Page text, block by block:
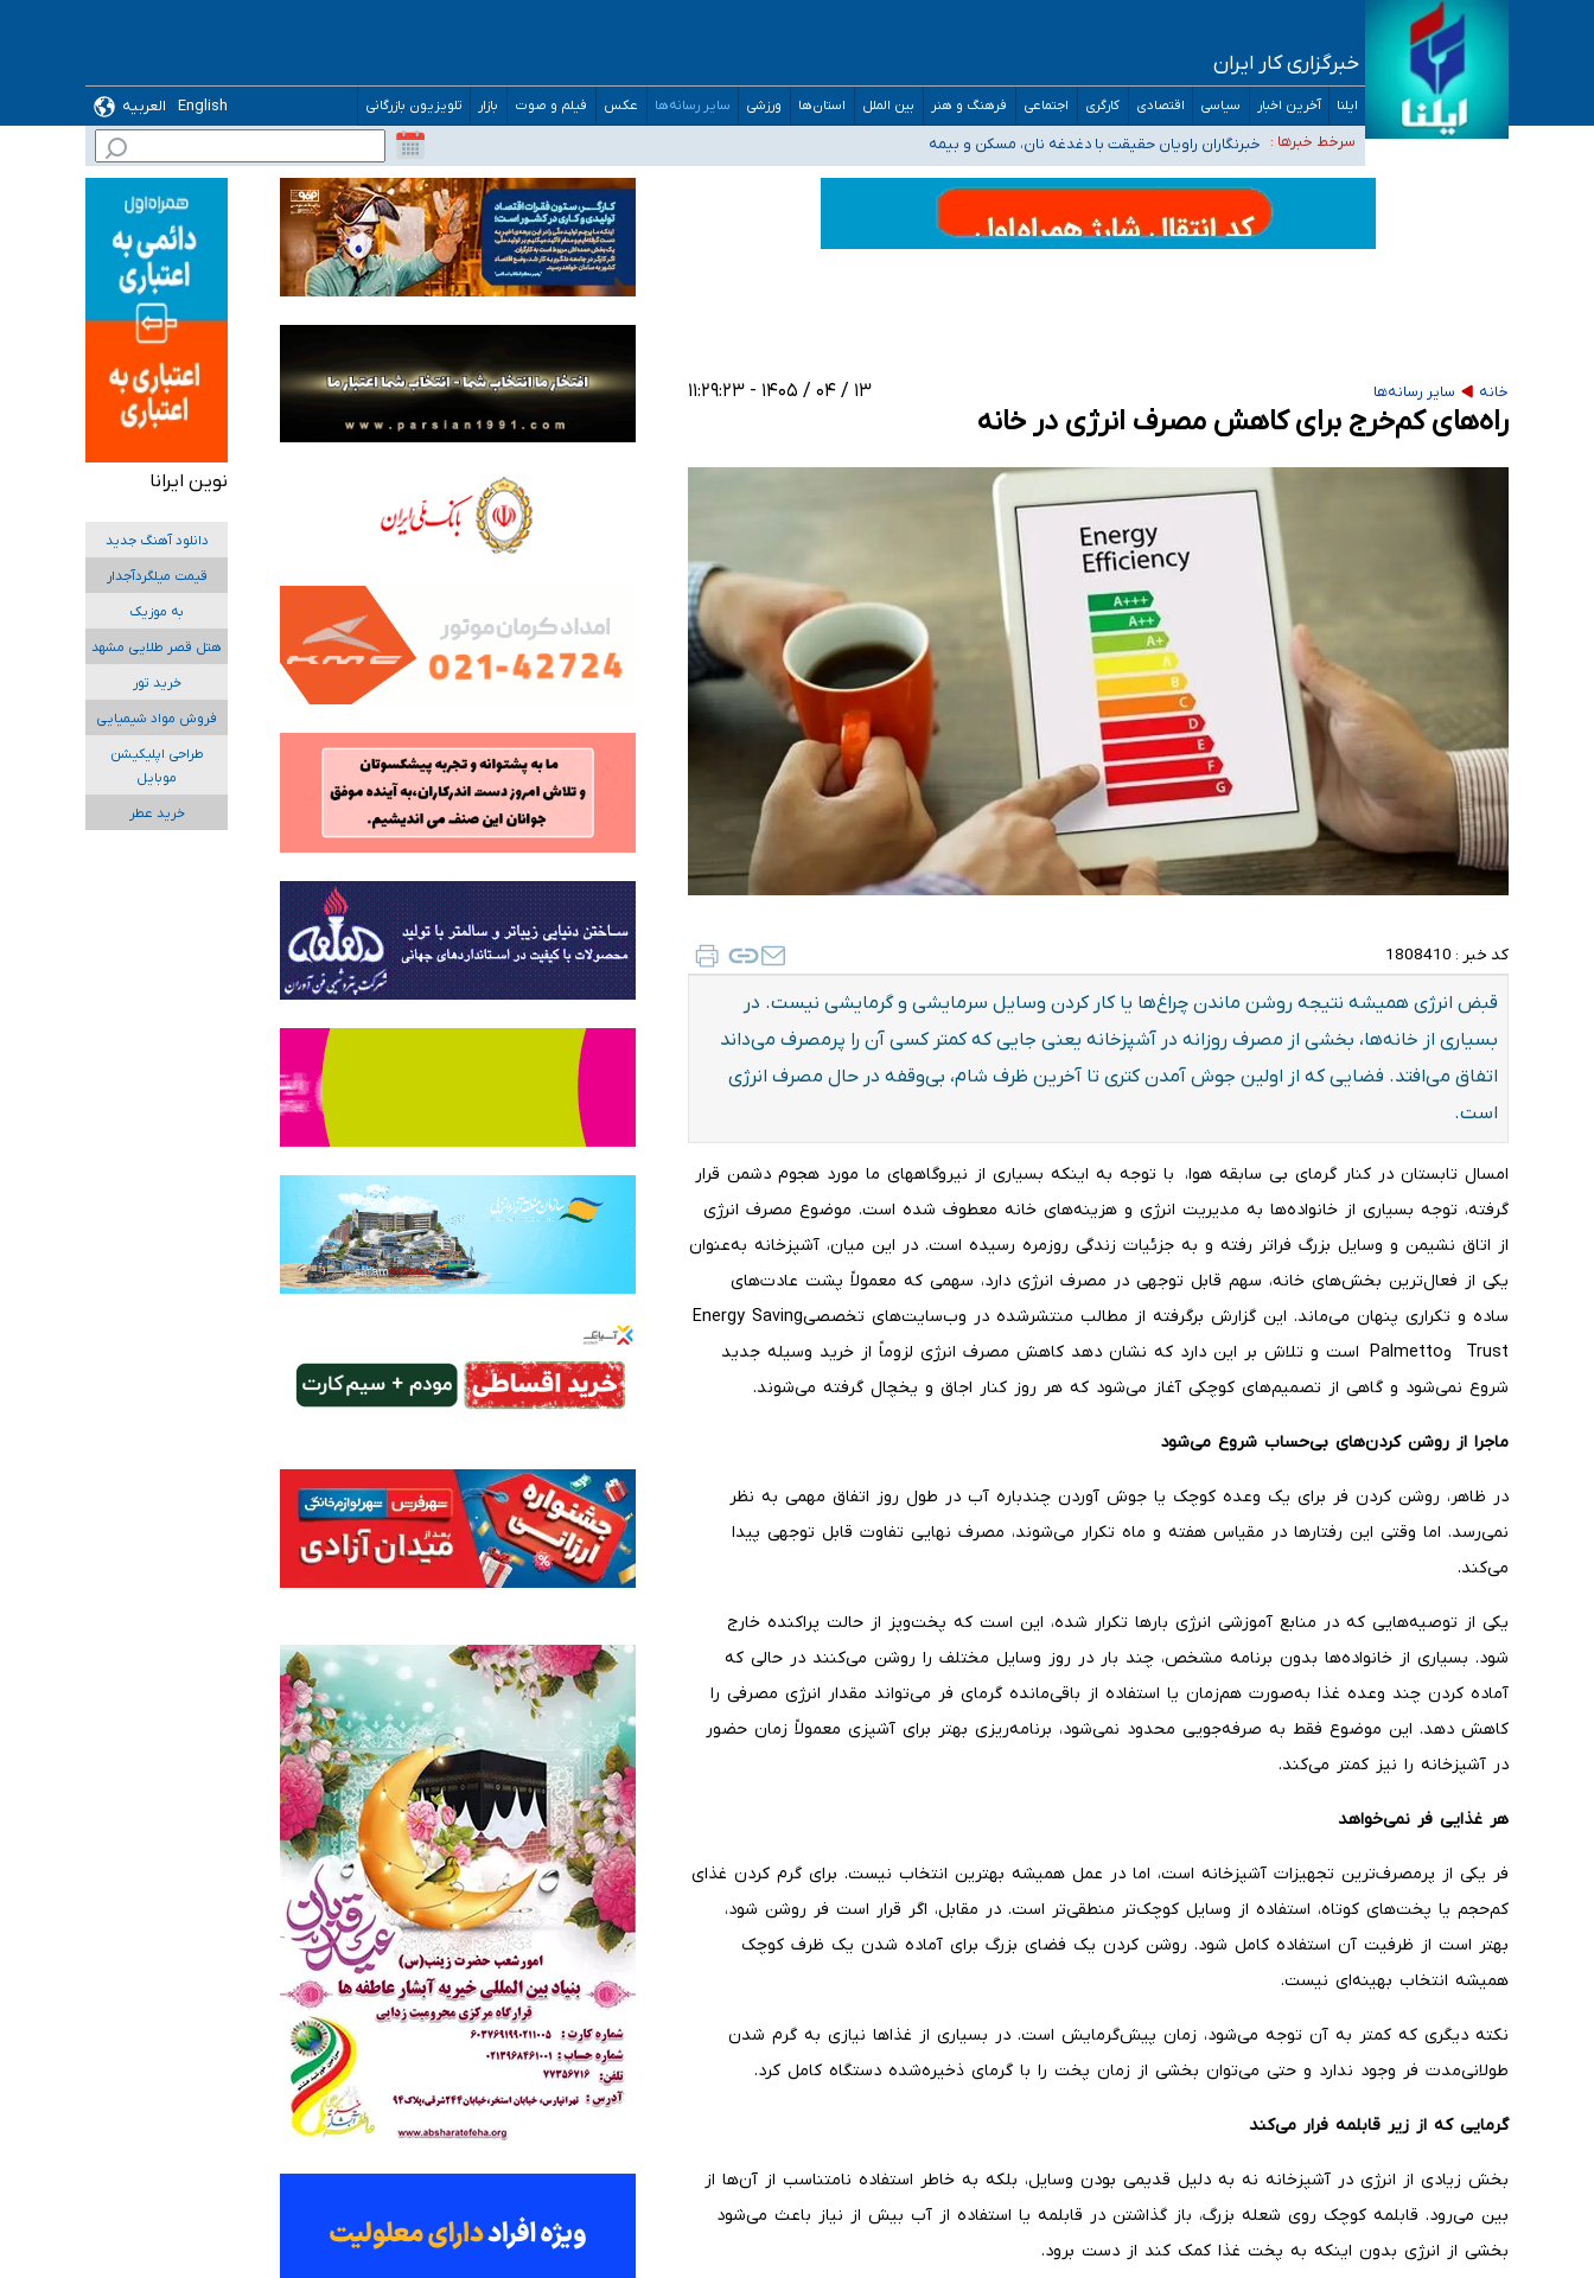
خبرگزاری کار ایران
ایلنا آخرین اخبار سیاسی اقتصادی کارگری اجتماعی فرهنگ و هنر بین الملل استان‌ها ورزشی سایر رسانه‌ها عکس فیلم و صوت بازار تلویزیون بازرگانی English
العربیه
سرخط خبرها :
تعویق آزمون ورودی دکترای تخصصی فرماندهی صحنه عملیات و دکترای تخصصی جغرافیای نظامی دافوس آجا
خبرنگاران راویان حقیقت با دغدغه نان، مسکن و بیمه
آخرین وضعیت شیوع عفونت‌های تنفسی در کشور/ خوزستان و کرمان بالاتر از آستانه هشدار
هیچ پرستاری بازداشت یا اخراج نشده است/ از رئیس جمهور خواستیم ورود کند
ثبت‌نام بخش عمده دانش‌آموزان مدارس ایرانی امارات در کشور/ درباره محصلان باقی‌مانده در دبی متناسب با شرایط جدید تصمیم‌گیری می‌شود
خانه سایر رسانه‌ها ۱۳ / ۰۴ / ۱۴۰۵ - ۱۱:۲۹:۲۳
راه‌های کم‌خرج برای کاهش مصرف انرژی در خانه
کد خبر : 1808410
قبض انرژی همیشه نتیجه روشن ماندن چراغ‌ها یا کار کردن وسایل سرمایشی و گرمایشی نیست. در
بسیاری از خانه‌ها، بخشی از مصرف روزانه در آشپزخانه یعنی جایی که کمتر کسی آن را پرمصرف می‌داند
اتفاق می‌افتد. فضایی که از اولین جوش آمدن کتری تا آخرین ظرف شام، بی‌وقفه در حال مصرف انرژی
است.
امسال تابستان در کنار گرمای بی سابقه هوا، با توجه به اینکه بسیاری از نیروگاههای ما مورد هجوم دشمن قرار
گرفته، توجه بسیاری از خانواده‌ها به مدیریت انرژی و هزینه‌های خانه معطوف شده است. موضوع مصرف انرژی
از اتاق نشیمن و وسایل بزرگ فراتر رفته و به جزئیات زندگی روزمره رسیده است. در این میان، آشپزخانه به‌عنوان
یکی از فعال‌ترین بخش‌های خانه، سهم قابل توجهی در مصرف انرژی دارد، سهمی که معمولاً پشت عادت‌های
ساده و تکراری پنهان می‌ماند. این گزارش برگرفته از مطالب منتشرشده در وب‌سایت‌های تخصصیEnergy Saving
Trust وPalmetto است و تلاش بر این دارد که نشان دهد کاهش مصرف انرژی لزوماً از خرید وسیله جدید
شروع نمی‌شود و گاهی از تصمیم‌های کوچکی آغاز می‌شود که هر روز کنار اجاق و یخچال گرفته می‌شوند.
ماجرا از روشن کردن‌های بی‌حساب شروع می‌شود
در ظاهر، روشن کردن فر برای یک وعده کوچک یا جوش آوردن چندباره آب در طول روز اتفاق مهمی به نظر
نمی‌رسد. اما وقتی این رفتارها در مقیاس هفته و ماه تکرار می‌شوند، مصرف نهایی تفاوت قابل توجهی پیدا
می‌کند.
یکی از توصیه‌هایی که در منابع آموزشی انرژی بارها تکرار شده، این است که پخت‌وپز از حالت پراکنده خارج
شود. بسیاری از خانواده‌ها بدون برنامه مشخص، چند بار در روز وسایل مختلف را روشن می‌کنند در حالی که
آماده کردن چند وعده غذا به‌صورت هم‌زمان یا استفاده از باقی‌مانده گرمای فر می‌تواند مقدار انرژی مصرفی را
کاهش دهد. این موضوع فقط به صرفه‌جویی محدود نمی‌شود، برنامه‌ریزی بهتر برای آشپزی معمولاً زمان حضور
در آشپزخانه را نیز کمتر می‌کند.
هر غذایی فر نمی‌خواهد
فر یکی از پرمصرف‌ترین تجهیزات آشپزخانه است، اما در عمل همیشه بهترین انتخاب نیست. برای گرم کردن غذای
کم‌حجم یا پخت‌های کوتاه، استفاده از وسایل کوچک‌تر منطقی‌تر است. در مقابل، اگر قرار است فر روشن شود،
بهتر است از ظرفیت آن استفاده کامل شود. روشن کردن یک فضای بزرگ برای آماده شدن یک ظرف کوچک
همیشه انتخاب بهینه‌ای نیست.
نکته دیگری که کمتر به آن توجه می‌شود، زمان پیش‌گرمایش است. در بسیاری از غذاها نیازی به گرم شدن
طولانی‌مدت فر وجود ندارد و حتی می‌توان بخشی از زمان پخت را با گرمای ذخیره‌شده دستگاه کامل کرد.
گرمایی که از زیر قابلمه فرار می‌کند
بخش زیادی از انرژی در آشپزخانه نه به دلیل قدیمی بودن وسایل، بلکه به خاطر استفاده نامتناسب از آن‌ها از
بین می‌رود. قابلمه کوچک روی شعله بزرگ، باز گذاشتن در قابلمه یا استفاده از آب بیش از نیاز باعث می‌شود
بخشی از انرژی بدون اینکه به پخت غذا کمک کند از دست برود.
نوین ایرانا
دانلود آهنگ جدید
قیمت میلگردآجدار
به موزیک
هتل قصر طلایی مشهد
خرید تور
فروش مواد شیمیایی
طراحی اپلیکیشن
موبایل
خرید عطر